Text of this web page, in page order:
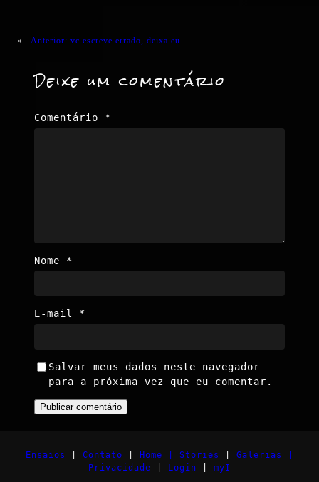
« Anterior: vc escreve errado, deixa eu …
Deixe um comentário
Comentário *
Nome *
E-mail *
Salvar meus dados neste navegador
para a próxima vez que eu comentar.
Ensaios Contato Home | Stories
Galerias |
Privacidade
Login myI